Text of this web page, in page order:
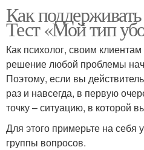
Как
Тест «Мой тип
Как психолог, своим
решение любой проблемы
Поэтому, если вы
раз и навсегда, в первую
точку – ситуацию, в которой
Для этого примерьте на себя
группы вопросов.